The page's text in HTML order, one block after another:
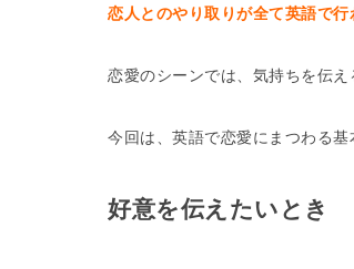
恋人とのやり取りが全て英語で
恋愛のシーンでは、気持ちを伝え
今回は、英語で恋愛にまつわる
好意を伝えたいとき